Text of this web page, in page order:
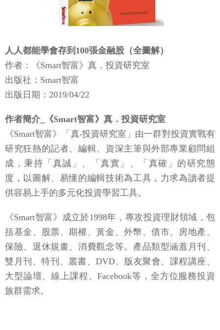
人人都能學會存到100張金融股（全圖解）
作者：《Smart智富》真．投資研究室
出版社：Smart智富
出版日期：2019/04/22
作者簡介_《Smart智富》真．投資研究室
《Smart智富》「真‧投資研究室」由一群對投資實戰有
研究狂熱的記者、編輯、資深主筆與外部專業顧問組
成，秉持「真誠」、「真實」、「真確」的研究態
度，以圖解、易懂的編輯技術為工具，力求為讀者提
供容易上手的多元化投資學習工具。
《Smart智富》成立於1998年，專攻投資理財領域，包
括基金、股票、期權、黃金、外幣、債市、房地產、
保險、退休規畫、消費觀念等。產品類型涵蓋月刊、
雙月刊、特刊、叢書、DVD、版友聚會、課程講座、
大型論壇、線上課程、Facebook等，全方位服務投資
族群需求。